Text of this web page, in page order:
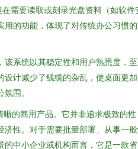
需要读取或刻录光盘资料（如软件
的功能，体现了对传统办公习惯
系统以其稳定性和用户熟悉度，
计减少了线缆的杂乱，使桌面更
围。
的商用产品。它并非追求极致的性
性。对于需要批量部署、从事一
的中小企业或机构而言，它是一款省